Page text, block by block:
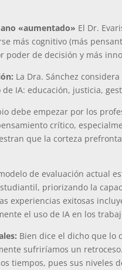
«aumentado» El Dr.
más cognitivo (más
poder de decisión y más
La Dra. Sánchez
IA: educación, justicia,
debe empezar por los
crítico,
que la corteza
de evaluación actual
priorizando la
experiencias exitosas
el uso de IA en los
Bien dice el dicho que lo
sufriríamos un
tiempos, pues sus niveles